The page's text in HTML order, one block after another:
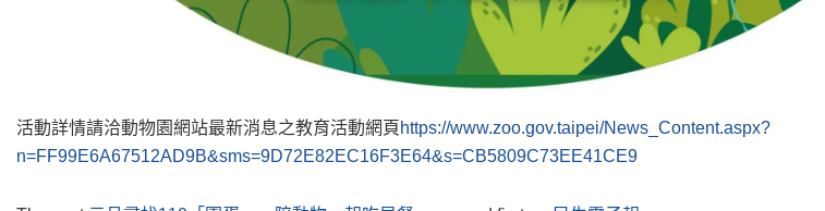
活動詳情請洽動物園網站最新消息之教育活動網頁 https://www.zoo.gov.taipei/News_Content.aspx?
n=FF99E6A67512AD9B&sms=9D72E82EC16F3E64&s=CB5809C73EE41CE9